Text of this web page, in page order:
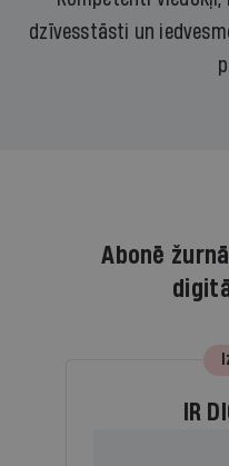
dzīvesstāsti un
Abonē
IR